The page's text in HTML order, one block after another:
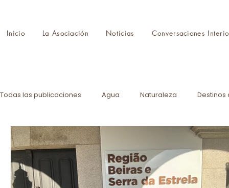
Inicio La Asociación Noticias Conversaciones
Todas las publicaciones Agua Naturaleza Destinos
Protocolo Feria